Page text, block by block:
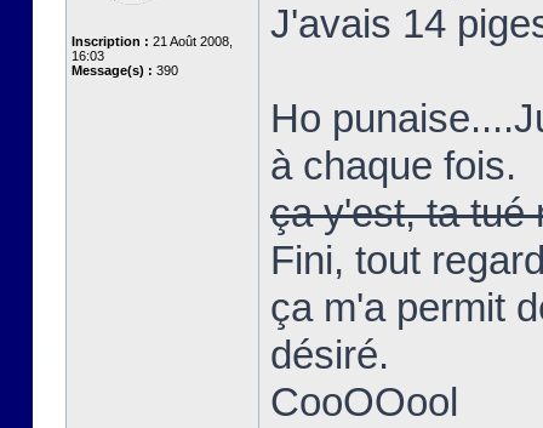
Inscription : 21 Août 2008,
16:03
Message(s) : 390
J'avais 14
Ho
à chaque fois.
ça y'est, ta tué
Fini, tout
ça m'a permit
désiré.
CooOOool